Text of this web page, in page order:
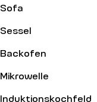
Sofa
Sessel
Backofen
Mikrowelle
Induktionskochfeld